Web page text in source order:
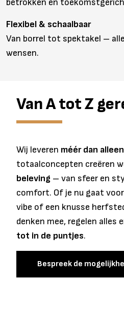
betrokken en
Flexibel & schaalbaar
Van borrel tot spektakel –
wensen.
Van A tot Z
Wij leveren méér dan
totaalconcepten creëren
beleving – van sfeer en
comfort. Of je nu gaat
vibe of een knusse
denken mee, regelen alles
tot in de puntjes.
Bespreek de